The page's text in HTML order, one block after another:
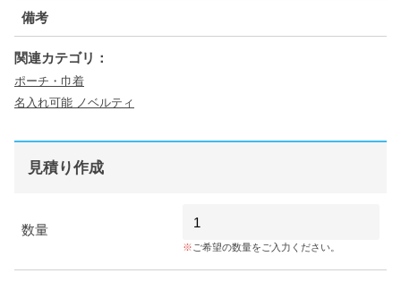
備考
関連カテゴリ：
ポーチ・巾着
名入れ可能 ノベルティ
見積り作成
数量
ご希望の数量をご入力ください。